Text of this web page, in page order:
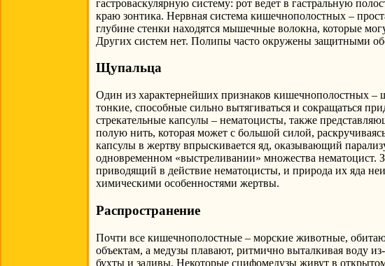
гастроваскулярную систему: рот ведет в гастральную
краю зонтика. Нервная система кишечнополостных –
глубине стенки находятся мышечные волокна, которые
Других систем нет. Полипы часто окружены защитными
Щупальца
Один из характернейших признаков кишечнополостных –
тонкие, способные сильно вытягиваться и сокращаться
стрекательные капсулы – нематоцисты, также
полую нить, которая может с большой силой,
капсулы в жертву впрыскивается яд, оказывающий
одновременном «выстреливании» множества нематоцист.
приводящий в действие нематоцисты, и природа их яда
химическими особенностями жертвы.
Распространение
Почти все кишечнополостные – морские животные,
объектам, а медузы плавают, ритмично выталкивая воду
бухты и заливы. Некоторые сцифомедузы живут в